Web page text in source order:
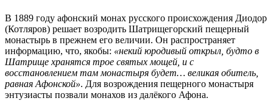
В 1889 году афонский монах русского происхождения Диодор
(Котляров) решает возродить Шатрищегорский пещерный
монастырь в прежнем его величии. Он распространяет
информацию, что, якобы: «некий юродивый открыл, будто в
Шатрище хранятся трое святых мощей, и с
восстановлением там монастыря будет… великая обитель,
равная Афонской». Для возрождения пещерного монастыря
энтузиасты позвали монахов из далёкого Афона.